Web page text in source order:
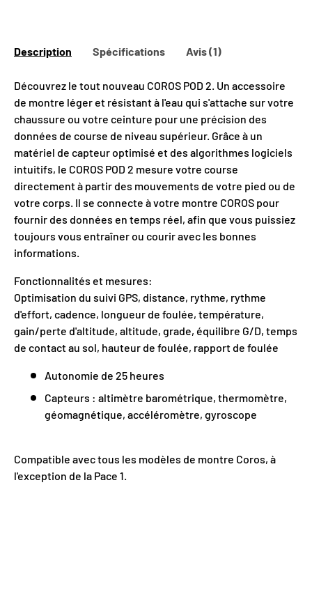
Description Spécifications Avis (1)
Découvrez le tout nouveau COROS POD 2. Un accessoire
de montre léger et résistant à l'eau qui s'attache sur votre
chaussure ou votre ceinture pour une précision des
données de course de niveau supérieur. Grâce à un
matériel de capteur optimisé et des algorithmes logiciels
intuitifs, le COROS POD 2 mesure votre course
directement à partir des mouvements de votre pied ou de
votre corps. Il se connecte à votre montre COROS pour
fournir des données en temps réel, afin que vous puissiez
toujours vous entraîner ou courir avec les bonnes
informations.
Fonctionnalités et mesures:
Optimisation du suivi GPS, distance, rythme, rythme
d'effort, cadence, longueur de foulée, température,
gain/perte d'altitude, altitude, grade, équilibre G/D, temps
de contact au sol, hauteur de foulée, rapport de foulée
Autonomie de 25 heures
Capteurs : altimètre barométrique, thermomètre,
géomagnétique, accéléromètre, gyroscope
Compatible avec tous les modèles de montre Coros, à
l'exception de la Pace 1.